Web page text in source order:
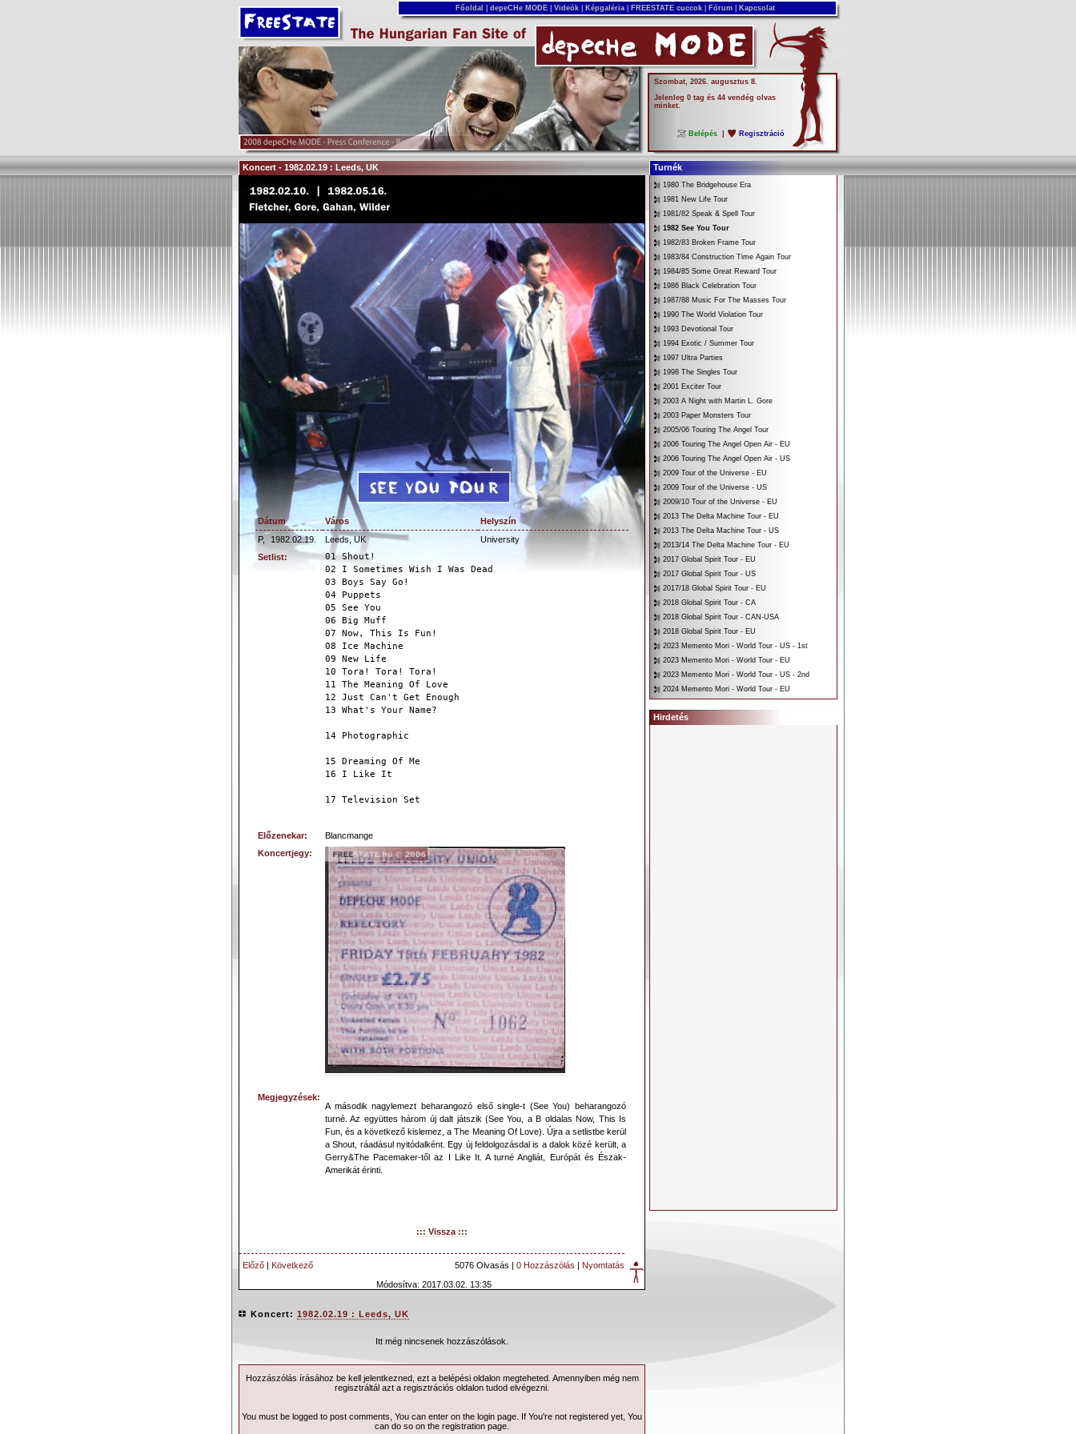
Főoldal depeCHe MODE Videók Képgaléria FREESTATE cuccok Fórum Kapcsolat
Szombat, 2026. augusztus 8.
Jelenleg 0 tag és 44 vendég olvas
minket.
Belépés Regisztráció
Koncert - 1982.02.19 : Leeds, UK Turnék
Dátum Város
Helyszín
P,
1982.02.19. Leeds, UK
University
Setlist:
01 Shout!
02 I Sometimes Wish I Was Dead
03 Boys Say Go!
04 Puppets
05 See You
06 Big Muff
07 Now, This Is Fun!
08 Ice Machine
09 New Life
10 Tora! Tora! Tora!
11 The Meaning Of Love
12 Just Can't Get Enough
13 What's Your Name?
14 Photographic
15 Dreaming Of Me
16 I Like It
17 Television Set
Előzenekar:
Blancmange
Koncertjegy:
Megjegyzések:
A második nagylemezt beharangozó első single-t (See You) beharangozó
turné. Az együttes három új dalt játszik (See You, a B oldalas Now, This Is
Fun, és a következő kislemez, a The Meaning Of Love). Újra a setlistbe kerül
a Shout, ráadásul nyitódalként. Egy új feldolgozásdal is a dalok közé került, a
Gerry&The Pacemaker-től az I Like It. A turné Angliát, Európát és Észak-
Amerikát érinti.
::: Vissza :::
Előző | Következő 5076 Olvasás | 0 Hozzászólás | Nyomtatás
Módosítva: 2017.03.02. 13:35
Koncert: 1982.02.19 : Leeds, UK
Itt még nincsenek hozzászólások.
Hozzászólás írásához be kell jelentkezned, ezt a belépésioldalon megteheted. Amennyiben még nem
regisztráltál azt a regisztrációs oldalon tudod elvégezni.
You must be logged to post comments, You can enter on the login page . If You're not registered yet, You
can do so on the registration page
1980 The Bridgehouse Era
1981 New Life Tour
1981/82 Speak & Spell Tour
1982 See You Tour
1982/83 Broken Frame Tour
1983/84 Construction Time Again Tour
1984/85 Some Great Reward Tour
1986 Black Celebration Tour
1987/88 Music For The Masses Tour
1990 The World Violation Tour
1993 Devotional Tour
1994 Exotic / Summer Tour
1997 Ultra Parties
1998 The Singles Tour
2001 Exciter Tour
2003 A Night with Martin L. Gore
2003 Paper Monsters Tour
2005/06 Touring The Angel Tour
2006 Touring The Angel Open Air - EU
2006 Touring The Angel Open Air - US
2009 Tour of the Universe - EU
2009 Tour of the Universe - US
2009/10 Tour of the Universe - EU
2013 The Delta Machine Tour - EU
2013 The Delta Machine Tour - US
2013/14 The Delta Machine Tour - EU
2017 Global Spirit Tour - EU
2017 Global Spirit Tour - US
2017/18 Global Spirit Tour - EU
2018 Global Spirit Tour - CA
2018 Global Spirit Tour - CAN-USA
2018 Global Spirit Tour - EU
2023 Memento Mori - World Tour - US - 1st
2023 Memento Mori - World Tour - EU
2023 Memento Mori - World Tour - US - 2nd
2024 Memento Mori - World Tour - EU
Hirdetés